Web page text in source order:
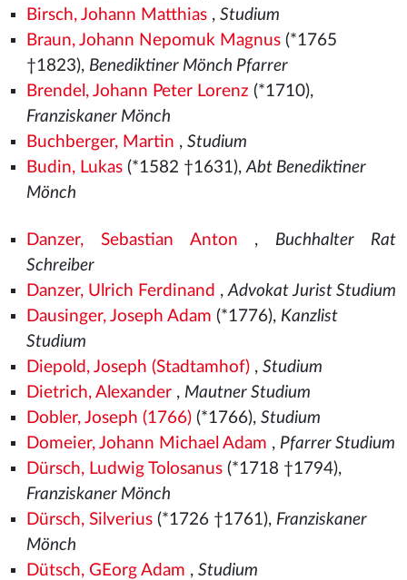
Birsch, Johann Matthias, Studium
Braun, Johann Nepomuk Magnus(*1765
†1823), Benediktiner Mönch Pfarrer
Brendel, Johann Peter Lorenz (*1710),
Franziskaner Mönch
Buchberger, Martin , Studium
Budin, Lukas(*1582 †1631),Abt Benediktiner
Mönch
Danzer, Sebastian Anton , Buchhalter Rat
Schreiber
Danzer, Ulrich Ferdinand ,Advokat Jurist Studium
Dausinger, Joseph Adam (*1776), Kanzlist
Studium
Diepold, Joseph (Stadtamhof), Studium
Dietrich, Alexander, Mautner Studium
Dobler, Joseph (1766)(*1766), Studium
Domeier, Johann Michael Adam , Pfarrer Studium
Dürsch, Ludwig Tolosanus(*1718 †1794),
Franziskaner Mönch
Dürsch, Silverius(*1726 †1761), Franziskaner
Mönch
Dütsch, GEorg Adam , Studium